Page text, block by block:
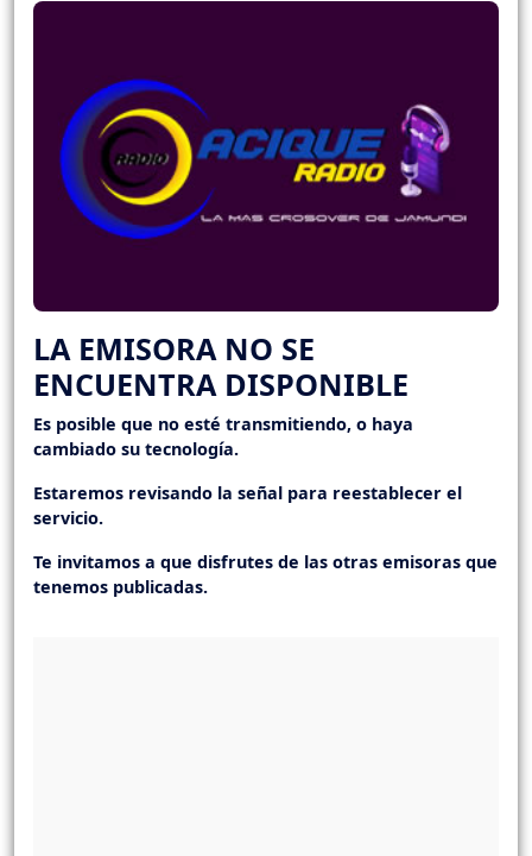
LA EMISORA NO SE
ENCUENTRA DISPONIBLE
Es posible que no esté transmitiendo, o haya
cambiado su tecnología.
Estaremos revisando la señal para reestablecer el
servicio.
Te invitamos a que disfrutes de las otras emisoras que
tenemos publicadas.